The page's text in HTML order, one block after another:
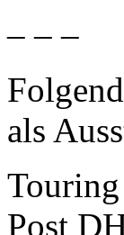
– – –
als
Post